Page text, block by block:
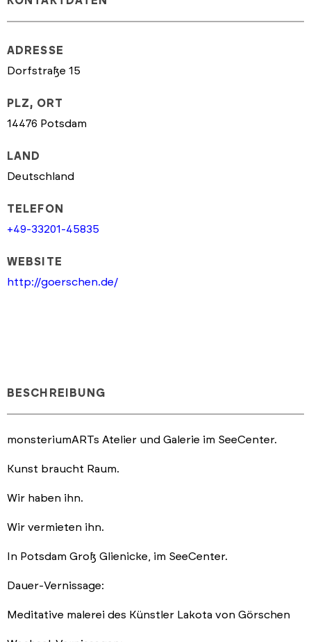
ADRESSE
Dorfstraße 15
PLZ, ORT
14476 Potsdam
LAND
Deutschland
TELEFON
+49-33201-45835
WEBSITE
http://goerschen.de/
BESCHREIBUNG
monsteriumARTs Atelier und Galerie im SeeCenter.
Kunst braucht Raum.
Wir haben ihn.
Wir vermieten ihn.
In Potsdam Groß Glienicke, im SeeCenter.
Dauer-Vernissage:
Meditative malerei des Künstler Lakota von Görschen